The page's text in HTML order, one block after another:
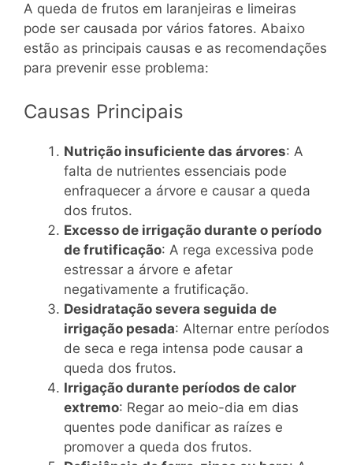
A queda de frutos em laranjeiras e limeiras
pode ser causada por vários fatores. Abaixo
estão as principais causas e as recomendações
para prevenir esse problema:
Causas Principais
Nutrição insuficiente das árvores: A
falta de nutrientes essenciais pode
enfraquecer a árvore e causar a queda
dos frutos.
Excesso de irrigação durante o período
de frutificação: A rega excessiva pode
estressar a árvore e afetar
negativamente a frutificação.
Desidratação severa seguida de
irrigação pesada: Alternar entre períodos
de seca e rega intensa pode causar a
queda dos frutos.
Irrigação durante períodos de calor
extremo: Regar ao meio-dia em dias
quentes pode danificar as raízes e
promover a queda dos frutos.